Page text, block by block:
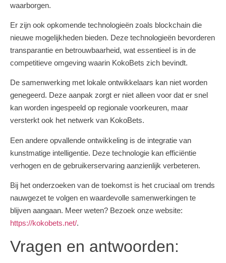
waarborgen.
Er zijn ook opkomende technologieën zoals blockchain die
nieuwe mogelijkheden bieden. Deze technologieën bevorderen
transparantie en betrouwbaarheid, wat essentieel is in de
competitieve omgeving waarin KokoBets zich bevindt.
De samenwerking met lokale ontwikkelaars kan niet worden
genegeerd. Deze aanpak zorgt er niet alleen voor dat er snel
kan worden ingespeeld op regionale voorkeuren, maar
versterkt ook het netwerk van KokoBets.
Een andere opvallende ontwikkeling is de integratie van
kunstmatige intelligentie. Deze technologie kan efficiëntie
verhogen en de gebruikerservaring aanzienlijk verbeteren.
Bij het onderzoeken van de toekomst is het cruciaal om trends
nauwgezet te volgen en waardevolle samenwerkingen te
blijven aangaan. Meer weten? Bezoek onze website:
https://kokobets.net/.
Vragen en antwoorden: